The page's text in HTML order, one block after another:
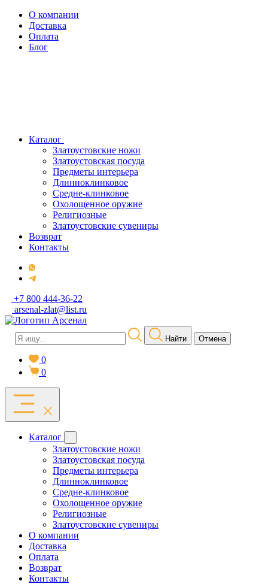
О компании
Доставка
Оплата
Блог
Каталог
Златоустовские ножи
Златоустовская посуда
Предметы интерьера
Длинноклинковое
Средне-клинковое
Охолощенное оружие
Религиозные
Златоустовские сувениры
Возврат
Контакты
+7 800 444-36-22
arsenal-zlat@list.ru
Найти Отмена
0
0
Каталог
Златоустовские ножи
Златоустовская посуда
Предметы интерьера
Длинноклинковое
Средне-клинковое
Охолощенное оружие
Религиозные
Златоустовские сувениры
О компании
Доставка
Оплата
Возврат
Контакты